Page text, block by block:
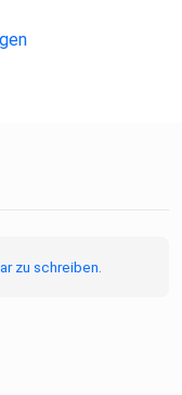
zu schreiben.